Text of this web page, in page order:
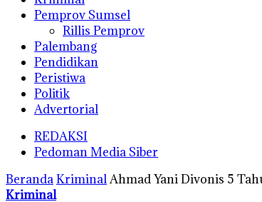
Pemprov Sumsel
Rillis Pemprov
Palembang
Pendidikan
Peristiwa
Politik
Advertorial
REDAKSI
Pedoman Media Siber
BerandaKriminalAhmad Yani Divonis 5
Kriminal